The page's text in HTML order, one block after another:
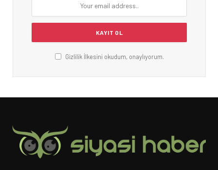
Gizlilik İlkesini okudum, onaylıyorum.